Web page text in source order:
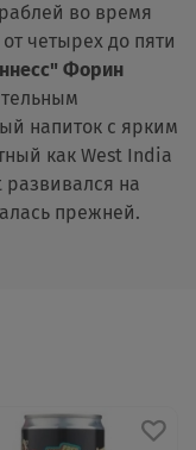
во время
четырех до пяти
Форин
напиток с ярким
как West India
развивался на
прежней.